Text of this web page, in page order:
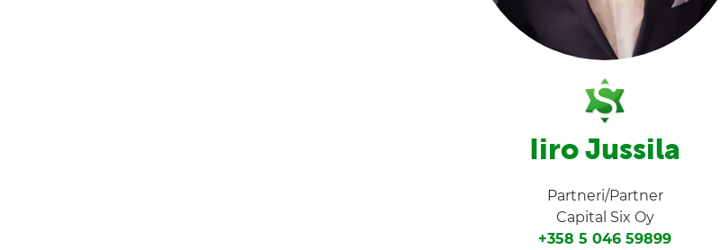
Iiro Jussila
Partneri/Partner
Capital Six Oy
+358 5 046 59899